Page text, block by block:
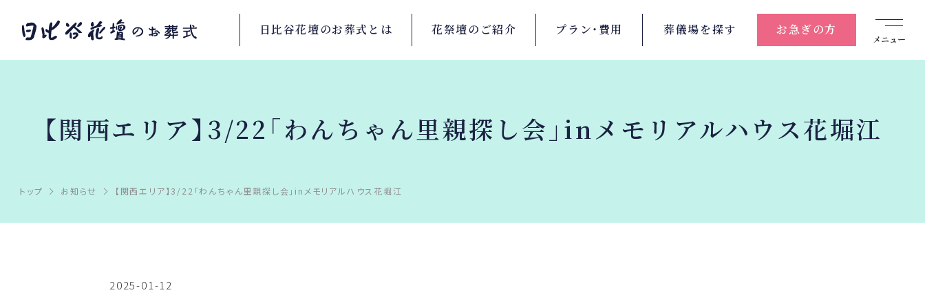
メニュー
日比谷花壇のお葬式とは 花祭壇の ご紹介 プラン・ 費用 葬儀場を探す お急ぎの方
【関西エリア】3/22「わんちゃん里親探し会」inメモリアルハウス花堀江
トップ お知らせ 【関西エリア】3/22「わんちゃん里親探し会」inメモリアルハウス花堀江
2025-01-12